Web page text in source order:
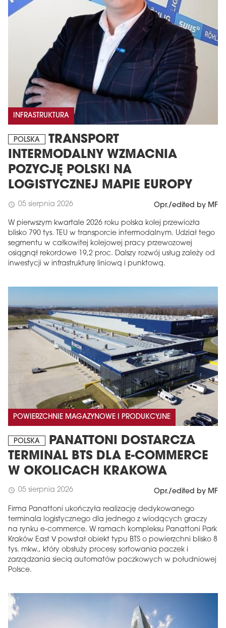
INFRASTRUKTURA
POLSKA
TRANSPORT
INTERMODALNY WZMACNIA
POZYCJĘ POLSKI NA
LOGISTYCZNEJ MAPIE EUROPY
schedule 05 sierpnia 2026 Opr./edited by MF
W pierwszym kwartale 2026 roku polska kolej przewiozła
blisko 790 tys. TEU w transporcie intermodalnym. Udział tego
segmentu w całkowitej kolejowej pracy przewozowej
osiągnął rekordowe 19,2 proc. Dalszy rozwój usług zależy od
inwestycji w infrastrukturę liniową i punktową.
POWIERZCHNIE MAGAZYNOWE I PRODUKCYJNE
POLSKA
PANATTONI DOSTARCZA
TERMINAL BTS DLA E-COMMERCE
W OKOLICACH KRAKOWA
schedule 05 sierpnia 2026 Opr./edited by MF
Firma Panattoni ukończyła realizację dedykowanego
terminala logistycznego dla jednego z wiodących graczy
na rynku e-commerce. W ramach kompleksu Panattoni Park
Kraków East V powstał obiekt typu BTS o powierzchni blisko 8
tys. mkw., który obsłuży procesy sortowania paczek i
zarządzania siecią automatów paczkowych w południowej
Polsce.